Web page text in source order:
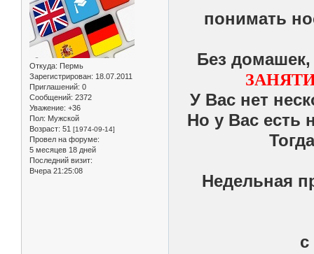
Откуда: Пермь
Зарегистрирован: 18.07.2011
Приглашений: 0
Сообщений: 2372
Уважение: +36
Пол: Мужской
Возраст: 51 [1974-09-14]
Провел на форуме:
5 месяцев 18 дней
Последний визит:
Вчера 21:25:08
понимать
Без домашек,
У Вас нет
Но у Вас есть
Недельная
с